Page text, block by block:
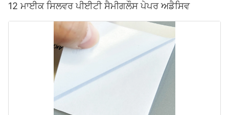
12 ਮਾਈਕ ਸਿਲਵਰ ਪੀਈਟੀ ਸੈਮੀਗਲੌਸ ਪੇਪਰ ਅਡੈਸਿਵ